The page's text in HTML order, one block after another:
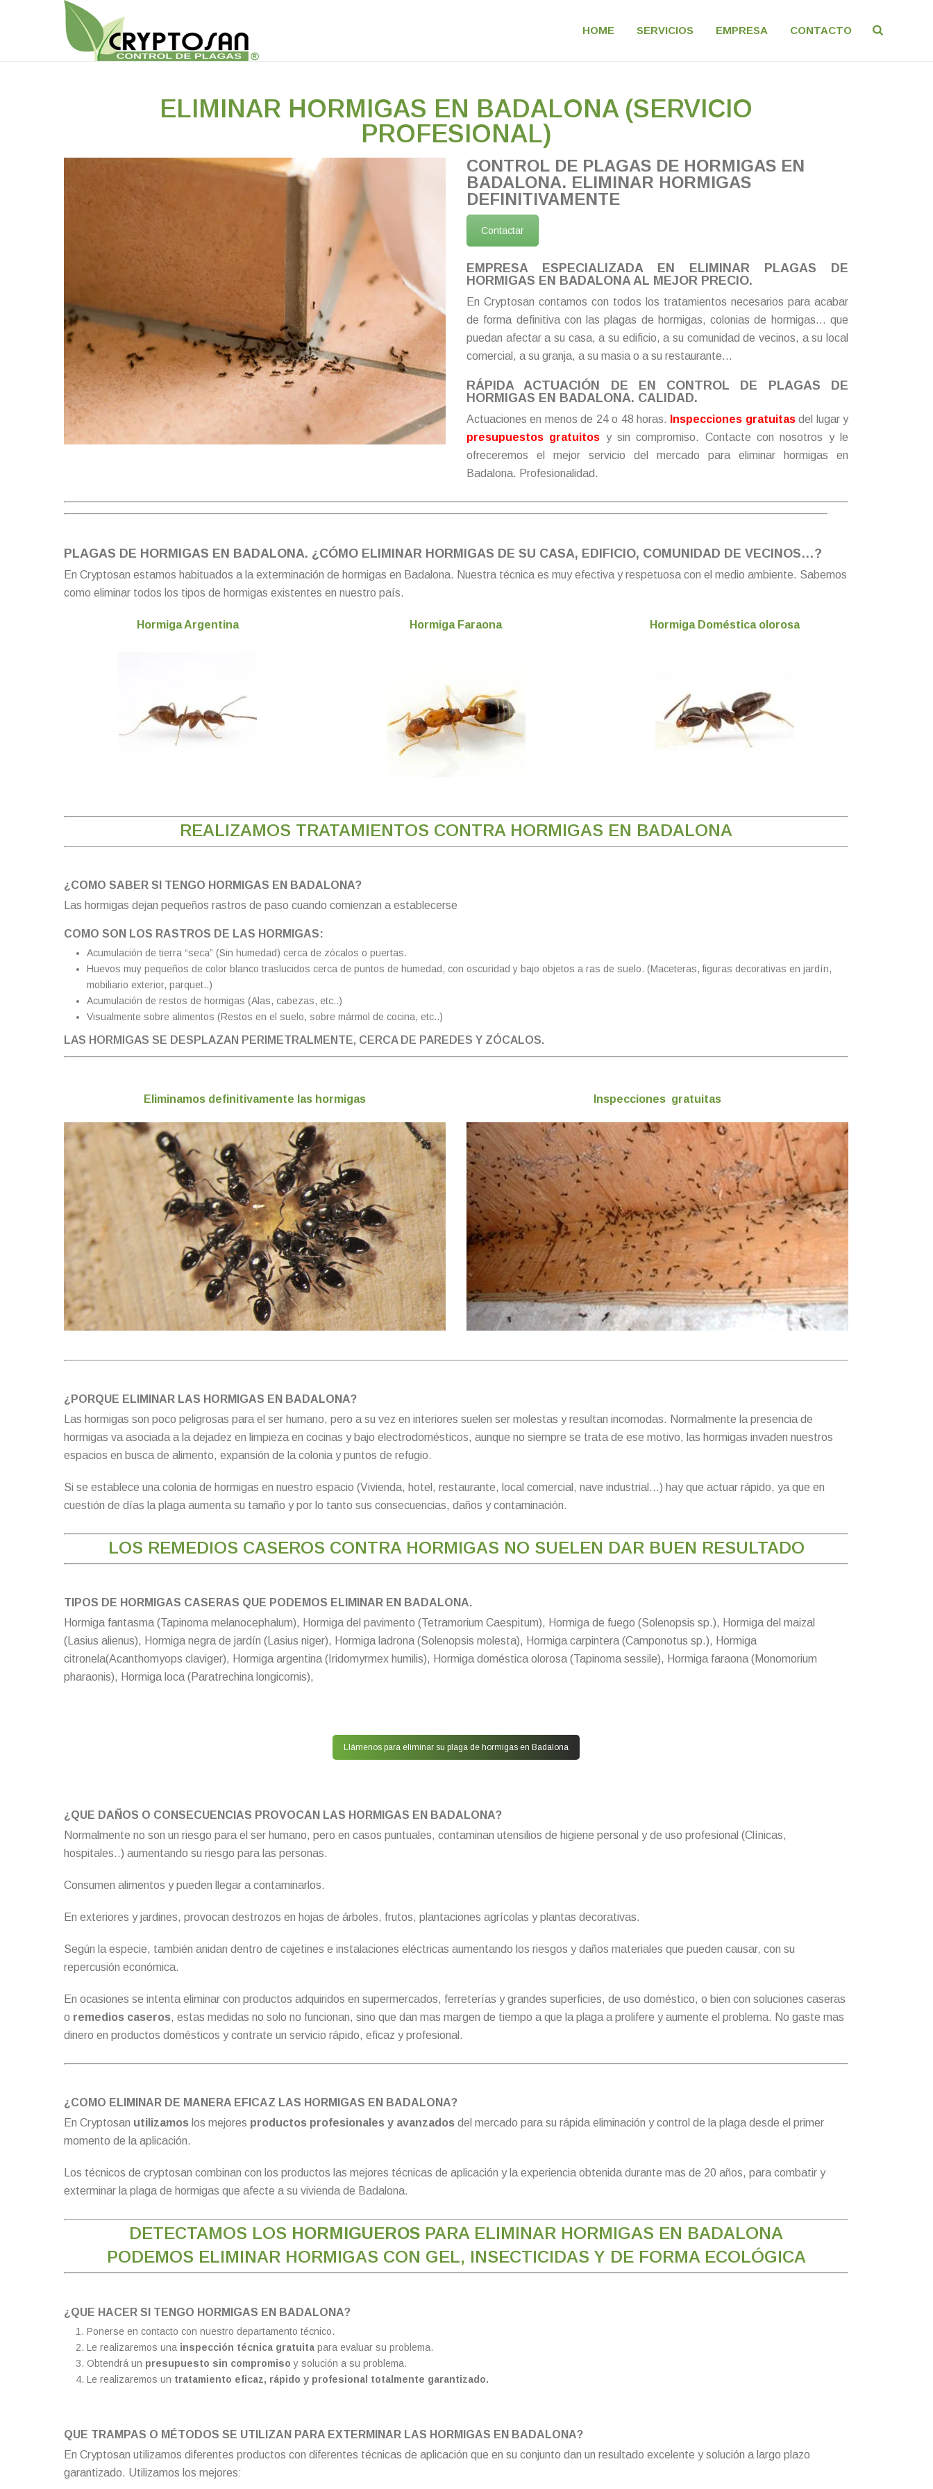
HOME SERVICIOS EMPRESA CONTACTO
ELIMINAR HORMIGAS EN BADALONA (SERVICIO
PROFESIONAL)
CONTROL DE PLAGAS DE HORMIGAS EN
BADALONA. ELIMINAR HORMIGAS
DEFINITIVAMENTE
Contactar
EMPRESA ESPECIALIZADA EN ELIMINAR PLAGAS DE
HORMIGAS EN BADALONA AL MEJOR PRECIO.
En Cryptosan contamos con todos los tratamientos necesarios para acabar
de forma definitiva con las plagas de hormigas, colonias de hormigas… que
puedan afectar a su casa, a su edificio, a su comunidad de vecinos, a su local
comercial, a su granja, a su masia o a su restaurante…
RÁPIDA ACTUACIÓN DE EN CONTROL DE PLAGAS DE
HORMIGAS EN BADALONA. CALIDAD.
Actuaciones en menos de 24 o 48 horas. Inspecciones gratuitasdel lugar y
presupuestos gratuitos y sin compromiso. Contacte con nosotros y le
ofreceremos el mejor servicio del mercado para eliminar hormigas en
Badalona. Profesionalidad.
PLAGAS DE HORMIGAS EN BADALONA. ¿CÓMO ELIMINAR HORMIGAS DE SU CASA, EDIFICIO, COMUNIDAD DE VECINOS…?
En Cryptosan estamos habituados a la exterminación de hormigas en Badalona. Nuestra técnica es muy efectiva y respetuosa con el medio ambiente. Sabemos
como eliminar todos los tipos de hormigas existentes en nuestro país.
Hormiga Argentina Hormiga Faraona Hormiga Doméstica olorosa
REALIZAMOS TRATAMIENTOS CONTRA HORMIGAS EN BADALONA
¿COMO SABER SI TENGO HORMIGAS EN BADALONA?
Las hormigas dejan pequeños rastros de paso cuando comienzan a establecerse
COMO SON LOS RASTROS DE LAS HORMIGAS:
Acumulación de tierra “seca” (Sin humedad) cerca de zócalos o puertas.
Huevos muy pequeños de color blanco traslucidos cerca de puntos de humedad, con oscuridad y bajo objetos a ras de suelo. (Maceteras, figuras decorativas en jardín,
mobiliario exterior, parquet..)
Acumulación de restos de hormigas (Alas, cabezas, etc..)
Visualmente sobre alimentos (Restos en el suelo, sobre mármol de cocina, etc..)
LAS HORMIGAS SE DESPLAZAN PERIMETRALMENTE, CERCA DE PAREDES Y ZÓCALOS.
Eliminamos definitivamente las hormigas Inspecciones gratuitas
¿PORQUE ELIMINAR LAS HORMIGAS EN BADALONA?
Las hormigas son poco peligrosas para el ser humano, pero a su vez en interiores suelen ser molestas y resultan incomodas. Normalmente la presencia de
hormigas va asociada a la dejadez en limpieza en cocinas y bajo electrodomésticos, aunque no siempre se trata de ese motivo, las hormigas invaden nuestros
espacios en busca de alimento, expansión de la colonia y puntos de refugio.
Si se establece una colonia de hormigas en nuestro espacio (Vivienda, hotel, restaurante, local comercial, nave industrial…) hay que actuar rápido, ya que en
cuestión de días la plaga aumenta su tamaño y por lo tanto sus consecuencias, daños y contaminación.
LOS REMEDIOS CASEROS CONTRA HORMIGAS NO SUELEN DAR BUEN RESULTADO
TIPOS DE HORMIGAS CASERAS QUE PODEMOS ELIMINAR EN BADALONA.
Hormiga fantasma (Tapinoma melanocephalum), Hormiga del pavimento (Tetramorium Caespitum), Hormiga de fuego (Solenopsis sp.), Hormiga del maizal
(Lasius alienus), Hormiga negra de jardín (Lasius niger), Hormiga ladrona (Solenopsis molesta), Hormiga carpintera (Camponotus sp.), Hormiga
citronela(Acanthomyops claviger), Hormiga argentina (Iridomyrmex humilis), Hormiga doméstica olorosa (Tapinoma sessile), Hormiga faraona (Monomorium
pharaonis), Hormiga loca (Paratrechina longicornis),
Llámenos para eliminar su plaga de hormigas en Badalona
¿QUE DAÑOS O CONSECUENCIAS PROVOCAN LAS HORMIGAS EN BADALONA?
Normalmente no son un riesgo para el ser humano, pero en casos puntuales, contaminan utensilios de higiene personal y de uso profesional (Clínicas,
hospitales..) aumentando su riesgo para las personas.
Consumen alimentos y pueden llegar a contaminarlos.
En exteriores y jardines, provocan destrozos en hojas de árboles, frutos, plantaciones agrícolas y plantas decorativas.
Según la especie, también anidan dentro de cajetines e instalaciones eléctricas aumentando los riesgos y daños materiales que pueden causar, con su
repercusión económica.
En ocasiones se intenta eliminar con productos adquiridos en supermercados, ferreterías y grandes superficies, de uso doméstico, o bien con soluciones caseras
o remedios caseros, estas medidas no solo no funcionan, sino que dan mas margen de tiempo a que la plaga a prolifere y aumente el problema. No gaste mas
dinero en productos domésticos y contrate un servicio rápido, eficaz y profesional.
¿COMO ELIMINAR DE MANERA EFICAZ LAS HORMIGAS EN BADALONA?
En Cryptosan utilizamos los mejores productos profesionales y avanzados del mercado para su rápida eliminación y control de la plaga desde el primer
momento de la aplicación.
Los técnicos de cryptosan combinan con los productos las mejores técnicas de aplicación y la experiencia obtenida durante mas de 20 años, para combatir y
exterminar la plaga de hormigas que afecte a su vivienda de Badalona.
DETECTAMOS LOS HORMIGUEROS PARA ELIMINAR HORMIGAS EN BADALONA
PODEMOS ELIMINAR HORMIGAS CON GEL, INSECTICIDAS Y DE FORMA ECOLÓGICA
¿QUE HACER SI TENGO HORMIGAS EN BADALONA?
Ponerse en contacto con nuestro departamento técnico.
Le realizaremos una inspección técnica gratuitapara evaluar su problema.
Obtendrá un presupuesto sin compromiso y solución a su problema.
Le realizaremos un tratamiento eficaz, rápido y profesional totalmente garantizado.
QUE TRAMPAS O MÉTODOS SE UTILIZAN PARA EXTERMINAR LAS HORMIGAS EN BADALONA?
En Cryptosan utilizamos diferentes productos con diferentes técnicas de aplicación que en su conjunto dan un resultado excelente y solución a largo plazo
garantizado. Utilizamos los mejores: